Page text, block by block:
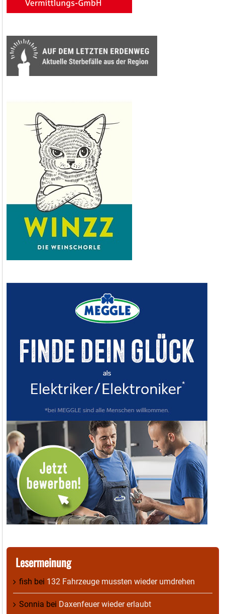
Lesermeinung
fish bei 132 Fahrzeuge mussten wieder umdrehen
Sonnia bei Daxenfeuer wieder erlaubt